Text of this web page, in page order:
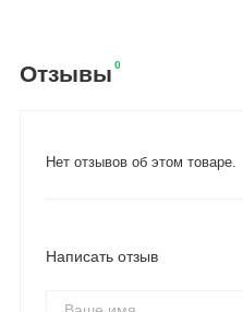
Отзывы 0
Нет отзывов об этом товаре.
Написать отзыв